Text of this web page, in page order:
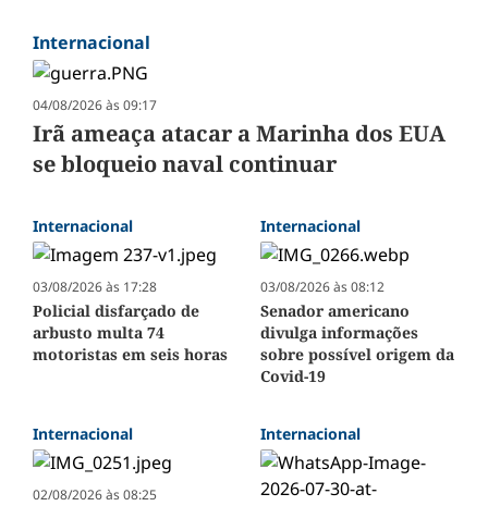
Internacional
04/08/2026 às 09:17
Irã ameaça atacar a Marinha dos EUA
se bloqueio naval continuar
Internacional
03/08/2026 às 17:28
Policial disfarçado de
arbusto multa 74
motoristas em seis horas
Internacional
03/08/2026 às 08:12
Senador americano
divulga informações
sobre possível origem da
Covid-19
Internacional
02/08/2026 às 08:25
Internacional